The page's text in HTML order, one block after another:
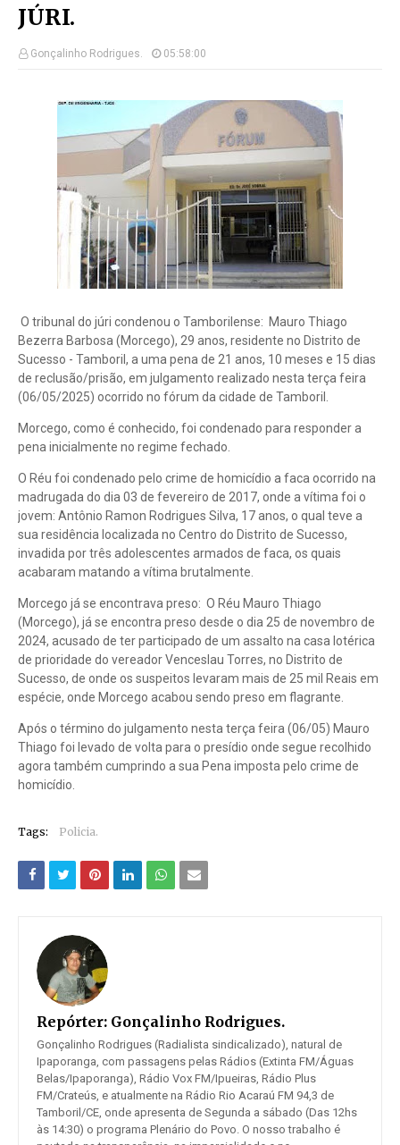
JÚRI.
Gonçalinho Rodrigues. 05:58:00
O tribunal do júri condenou o Tamborilense: Mauro Thiago
Bezerra Barbosa (Morcego), 29 anos, residente no Distrito de
Sucesso - Tamboril, a uma pena de 21 anos, 10 meses e 15 dias
de reclusão/prisão, em julgamento realizado nesta terça feira
(06/05/2025) ocorrido no fórum da cidade de Tamboril.
Morcego, como é conhecido, foi condenado para responder a
pena inicialmente no regime fechado.
O Réu foi condenado pelo crime de homicídio a faca ocorrido na
madrugada do dia 03 de fevereiro de 2017, onde a vítima foi o
jovem: Antônio Ramon Rodrigues Silva, 17 anos, o qual teve a
sua residência localizada no Centro do Distrito de Sucesso,
invadida por três adolescentes armados de faca, os quais
acabaram matando a vítima brutalmente.
Morcego já se encontrava preso: O Réu Mauro Thiago
(Morcego), já se encontra preso desde o dia 25 de novembro de
2024, acusado de ter participado de um assalto na casa lotérica
de prioridade do vereador Venceslau Torres, no Distrito de
Sucesso, de onde os suspeitos levaram mais de 25 mil Reais em
espécie, onde Morcego acabou sendo preso em flagrante.
Após o término do julgamento nesta terça feira (06/05) Mauro
Thiago foi levado de volta para o presídio onde segue recolhido
agora também cumprindo a sua Pena imposta pelo crime de
homicídio.
Tags: Policia.
Repórter: Gonçalinho Rodrigues.
Gonçalinho Rodrigues (Radialista sindicalizado), natural de
Ipaporanga, com passagens pelas Rádios (Extinta FM/Águas
Belas/Ipaporanga), Rádio Vox FM/Ipueiras, Rádio Plus
FM/Crateús, e atualmente na Rádio Rio Acaraú FM 94,3 de
Tamboril/CE, onde apresenta de Segunda a sábado (Das 12hs
às 14:30) o programa Plenário do Povo. O nosso trabalho é